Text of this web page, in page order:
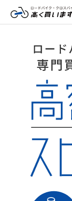
ロードバイク・ク